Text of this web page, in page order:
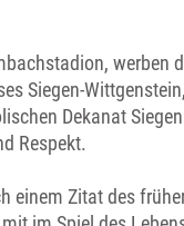
werben
Siegen-
Dekanat
Respekt.
einem Zitat des